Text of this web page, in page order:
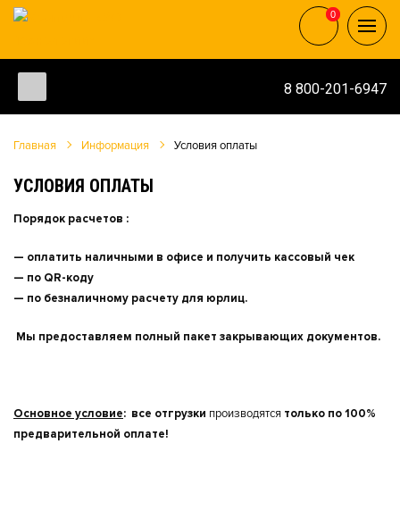
8 800-201-6947
0
0
Главная Информация Условия оплаты
УСЛОВИЯ ОПЛАТЫ
Порядок расчетов :
— оплатить наличными в офисе и получить кассовый чек
— по QR-коду
— по безналичному расчету для юрлиц.
Мы предоставляем полный пакет закрывающих документов.
Основное условие: все отгрузки производятся только по100%
предварительной оплате!